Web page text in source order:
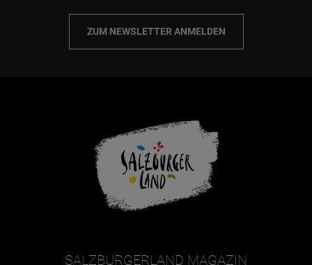
ZUM NEWSLETTER ANMELDEN
SALZBURGERLAND MAGAZIN